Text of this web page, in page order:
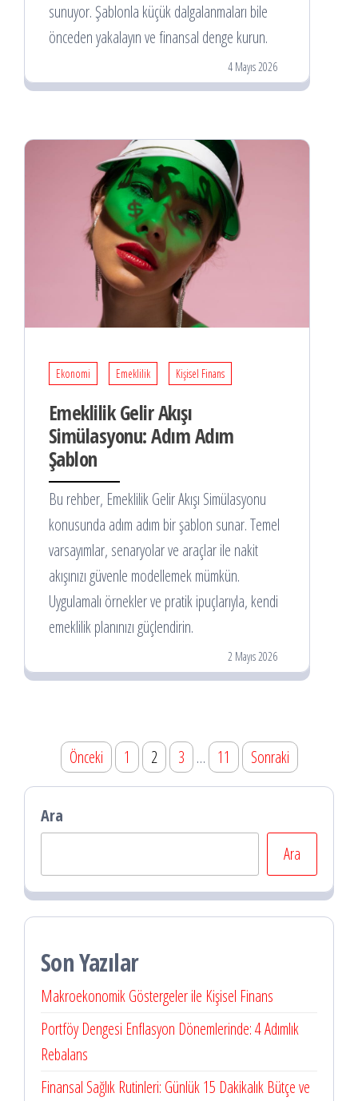
sunuyor. Şablonla küçük dalgalanmaları bile
önceden yakalayın ve finansal denge kurun.
4 Mayıs 2026
Ekonomi Emeklilik Kişisel Finans
Emeklilik Gelir Akışı
Simülasyonu: Adım Adım
Şablon
Bu rehber, Emeklilik Gelir Akışı Simülasyonu
konusunda adım adım bir şablon sunar. Temel
varsayımlar, senaryolar ve araçlar ile nakit
akışınızı güvenle modellemek mümkün.
Uygulamalı örnekler ve pratik ipuçlarıyla, kendi
emeklilik planınızı güçlendirin.
2 Mayıs 2026
sayfalaması
Önceki 1 2 3 … 11 Sonraki
Ara
Ara
Son Yazılar
Makroekonomik Göstergeler ile Kişisel Finans
Portföy Dengesi Enflasyon Dönemlerinde: 4 Adımlık
Rebalans
Finansal Sağlık Rutinleri: Günlük 15 Dakikalık Bütçe ve